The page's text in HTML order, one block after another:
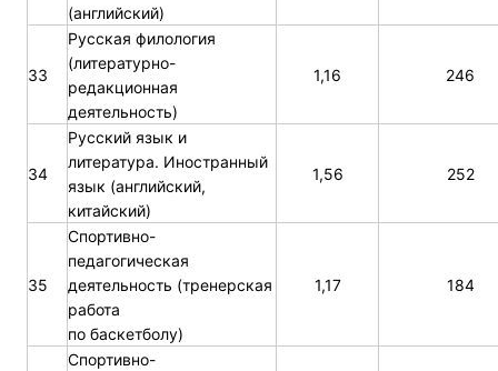
(английский)
33
Русская филология
(литературно-
редакционная
деятельность)
1,16 246
34
Русский язык и
литература. Иностранный
язык (английский,
китайский)
1,56 252
35
Спортивно-
педагогическая
деятельность (тренерская
работа
по баскетболу)
1,17 184
Спортивно-